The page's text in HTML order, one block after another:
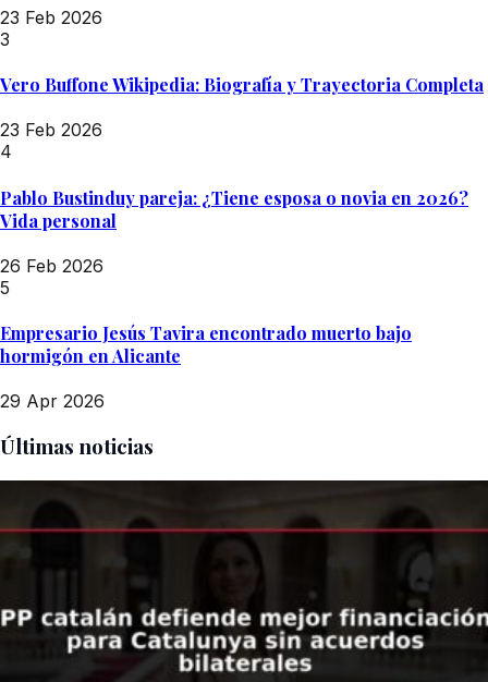
23 Feb 2026
3
Vero Buffone Wikipedia: Biografía y Trayectoria Completa
23 Feb 2026
4
Pablo Bustinduy pareja: ¿Tiene esposa o novia en 2026?
Vida personal
26 Feb 2026
5
Empresario Jesús Tavira encontrado muerto bajo
hormigón en Alicante
29 Apr 2026
Últimas noticias